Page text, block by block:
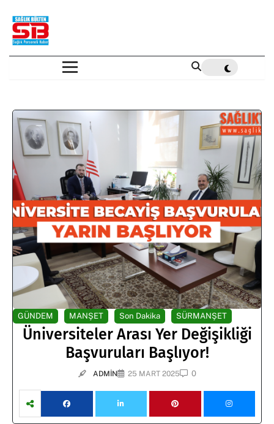
GÜNDEM MANŞET Son Dakika SÜRMANŞET
Üniversiteler Arası Yer Değişikliği
Başvuruları Başlıyor!
ADMIN 25 MART 2025 0